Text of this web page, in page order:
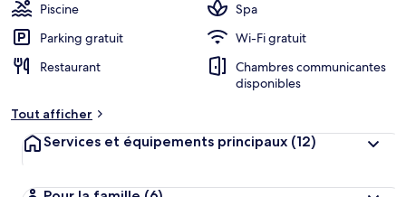
Piscine
Spa
Parking gratuit
Wi-Fi gratuit
Restaurant
Chambres communicantes
disponibles
Tout afficher
Services et équipements principaux (12)